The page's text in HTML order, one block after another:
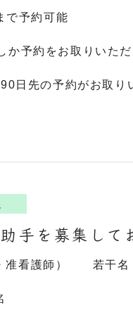
予約可能
か予約をお取りいた
日先の予約がお取り
手を募集して
准看護師） 若干名